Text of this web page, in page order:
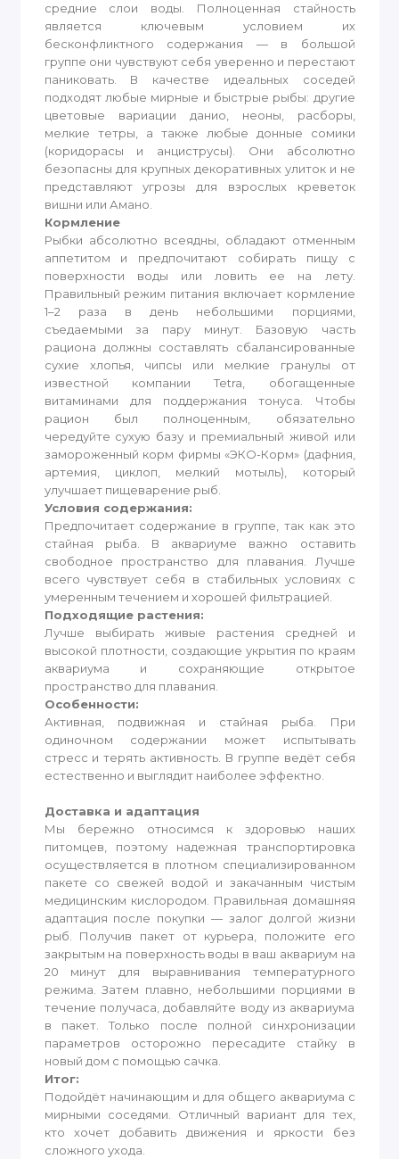
средние слои воды. Полноценная стайность
является ключевым условием их
бесконфликтного содержания — в большой
группе они чувствуют себя уверенно и перестают
паниковать. В качестве идеальных соседей
подходят любые мирные и быстрые рыбы: другие
цветовые вариации данио, неоны, расборы,
мелкие тетры, а также любые донные сомики
(коридорасы и анциструсы). Они абсолютно
безопасны для крупных декоративных улиток и не
представляют угрозы для взрослых креветок
вишни или Амано.
Кормление
Рыбки абсолютно всеядны, обладают отменным
аппетитом и предпочитают собирать пищу с
поверхности воды или ловить ее на лету.
Правильный режим питания включает кормление
1–2 раза в день небольшими порциями,
съедаемыми за пару минут. Базовую часть
рациона должны составлять сбалансированные
сухие хлопья, чипсы или мелкие гранулы от
известной компании Tetra, обогащенные
витаминами для поддержания тонуса. Чтобы
рацион был полноценным, обязательно
чередуйте сухую базу и премиальный живой или
замороженный корм фирмы «ЭКО-Корм» (дафния,
артемия, циклоп, мелкий мотыль), который
улучшает пищеварение рыб.
Условия содержания:
Предпочитает содержание в группе, так как это
стайная рыба. В аквариуме важно оставить
свободное пространство для плавания. Лучше
всего чувствует себя в стабильных условиях с
умеренным течением и хорошей фильтрацией.
Подходящие растения:
Лучше выбирать живые растения средней и
высокой плотности, создающие укрытия по краям
аквариума и сохраняющие открытое
пространство для плавания.
Особенности:
Активная, подвижная и стайная рыба. При
одиночном содержании может испытывать
стресс и терять активность. В группе ведёт себя
естественно и выглядит наиболее эффектно.
Доставка и адаптация
Мы бережно относимся к здоровью наших
питомцев, поэтому надежная транспортировка
осуществляется в плотном специализированном
пакете со свежей водой и закачанным чистым
медицинским кислородом. Правильная домашняя
адаптация после покупки — залог долгой жизни
рыб. Получив пакет от курьера, положите его
закрытым на поверхность воды в ваш аквариум на
20 минут для выравнивания температурного
режима. Затем плавно, небольшими порциями в
течение получаса, добавляйте воду из аквариума
в пакет. Только после полной синхронизации
параметров осторожно пересадите стайку в
новый дом с помощью сачка.
Итог:
Подойдёт начинающим и для общего аквариума с
мирными соседями. Отличный вариант для тех,
кто хочет добавить движения и яркости без
сложного ухода.